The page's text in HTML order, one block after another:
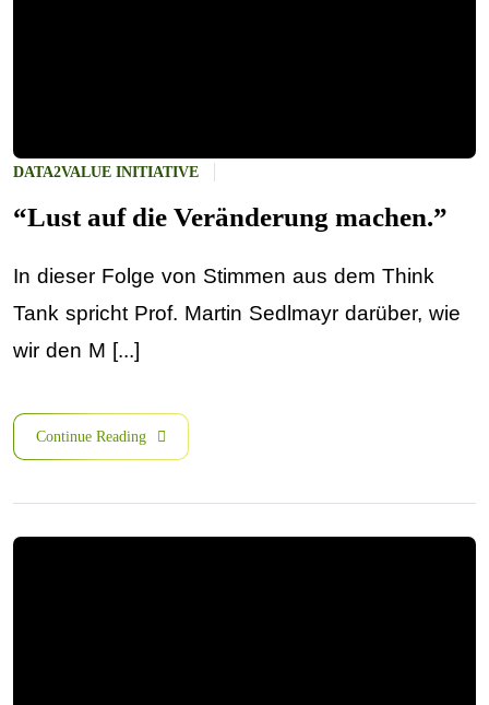
DATA2VALUE INITIATIVE
“Lust auf die Veränderung machen.”
In dieser Folge von Stimmen aus dem Think
Tank spricht Prof. Martin Sedlmayr darüber, wie
wir den M [...]
Continue Reading